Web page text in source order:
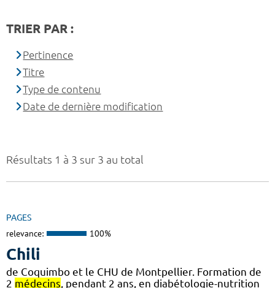
Résultats 1 à 3 sur 3 au total
PAGES
relevance: 100%
Chili
de Coquimbo et le CHU de Montpellier. Formation de
2 médecins , pendant 2 ans, en diabétologie-nutrition
TRIER PAR :
Pertinence
Titre
Type de contenu
Date de dernière modification